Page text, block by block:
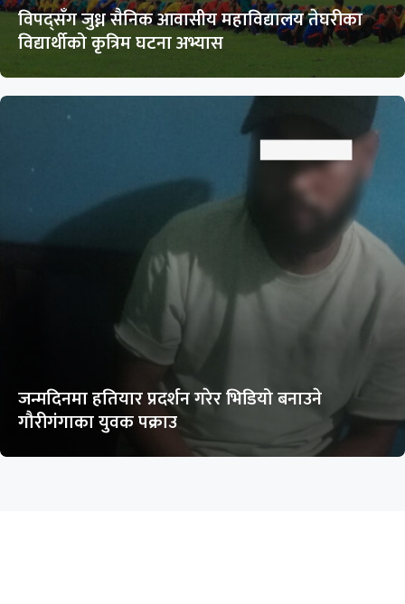
विपद्सँग जुध्न सैनिक आवासीय महाविद्यालय तेघरीका
विद्यार्थीको कृत्रिम घटना अभ्यास
जन्मदिनमा हतियार प्रदर्शन गरेर भिडियो बनाउने
गौरीगंगाका युवक पक्राउ